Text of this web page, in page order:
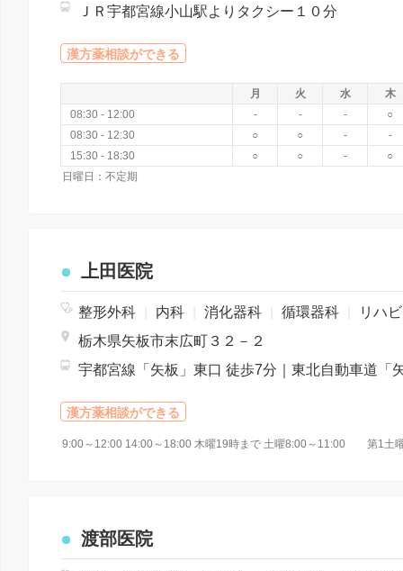
ＪＲ宇都宮線小山駅よりタクシー１０分
漢方薬相談ができる
月 火 水
木
08:30 - 12:00
- - -
○
08:30 - 12:30
○ ○ -
-
15:30 - 18:30
○ ○ -
○
日曜日：不定期
上田医院
整形外科 内科 消化器科 循環器科
リハビリテーション
栃木県矢板市末広町３２－２
漢方薬相談ができる
9:00～12:00 14:00～18:00 木曜19時まで 土曜8:00～11:00 第1土
渡部医院